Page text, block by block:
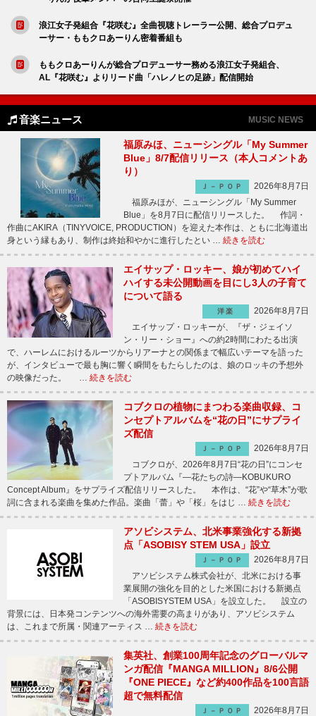
浪江女子発組合『花咲む』全曲視聴トレーラー公開、総合プロデュ
ーサー・ももクロあーりん密着番組も
ももクロあーりんが総合プロデューサー務める浪江女子発組合、
AL『花咲む』よりリード曲「ハレノヒの足跡」配信開始
音楽ニュース MUSIC NEWS
福原みほ、ニューシングル「My Summer
Blue」8/7配信リリース（本人コメントあ
り）
Ｊ－ＰＯＰ
2026年8月7日
福原みほが、ニューシングル「My Summer
Blue」を8月7日に配信リリースした。 作詞・
作曲にAKIRA（TINYVOICE, PRODUCTION）を迎えた本作は、ともに北海道出
身という縁もあり、制作は終始和やかに進行したとい … 続きを読む
エイサップ・ロッキー、娘が初めてハイ
ハイする未公開動画を目にし3人の子育て
について語る
洋楽
2026年8月7日
エイサップ・ロッキーが、『ザ・ジェイソ
ン・リー・ショー』への約2時間にわたる出演
で、ハーレムにおけるルーツからリアーナとの関係まで幅広いテーマを語った
が、インタビューで最も胸に響く瞬間をもたらしたのは、娘のロッキの予想外
の映像だった。 … 続きを読む
コブクロの植物にまつわる楽曲収録、コ
ンセプトアルバムを“花の日”にサプライ
ズ配信
Ｊ－ＰＯＰ
2026年8月7日
コブクロが、2026年8月7日“花の日”にコンセ
プトアルバム『―花たちの詩―KOBUKURO
Concept Album』をサプライズ配信リリースした。 本作は、“花”や“草木”が歌
詞に含まれる楽曲を集めた作品。楽曲「蕾」や「桜」をはじ … 続きを読む
アソビシステム、北米事業強化する新拠
点「ASOBISY STEM USA」設立
Ｊ－ＰＯＰ
2026年8月7日
アソビシステム株式会社が、北米における事
業展開の強化を目的とした米国における新拠点
「ASOBISYSTEM USA」を設立した。 設立の
背景には、日本発コンテンツへの海外需要の高まりがあり、アソビシステム
は、これまで所属・関連アーティス … 続きを読む
集英社、創業100周年記念のグローバルマ
ンガ配信『MANGA MILLION』8/6公開
『ONE PIECE』など約400作品を100言語
超で無料配信
Ｊ－ＰＯＰ
2026年8月7日